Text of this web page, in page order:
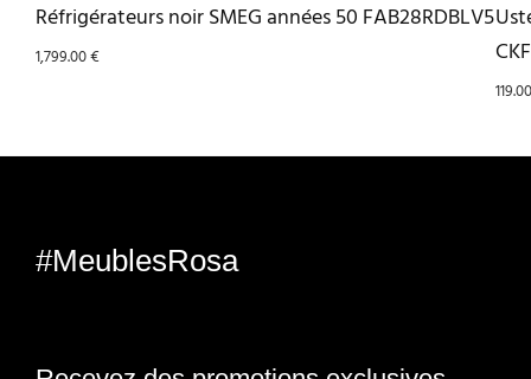
Réfrigérateurs noir SMEG années 50 FAB28RDBLV5
1,799.00€
#MeublesRosa